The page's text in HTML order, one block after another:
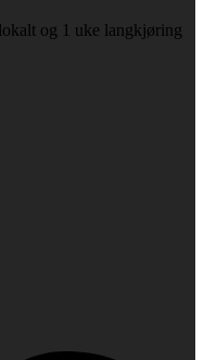
og 1 uke langkjøring